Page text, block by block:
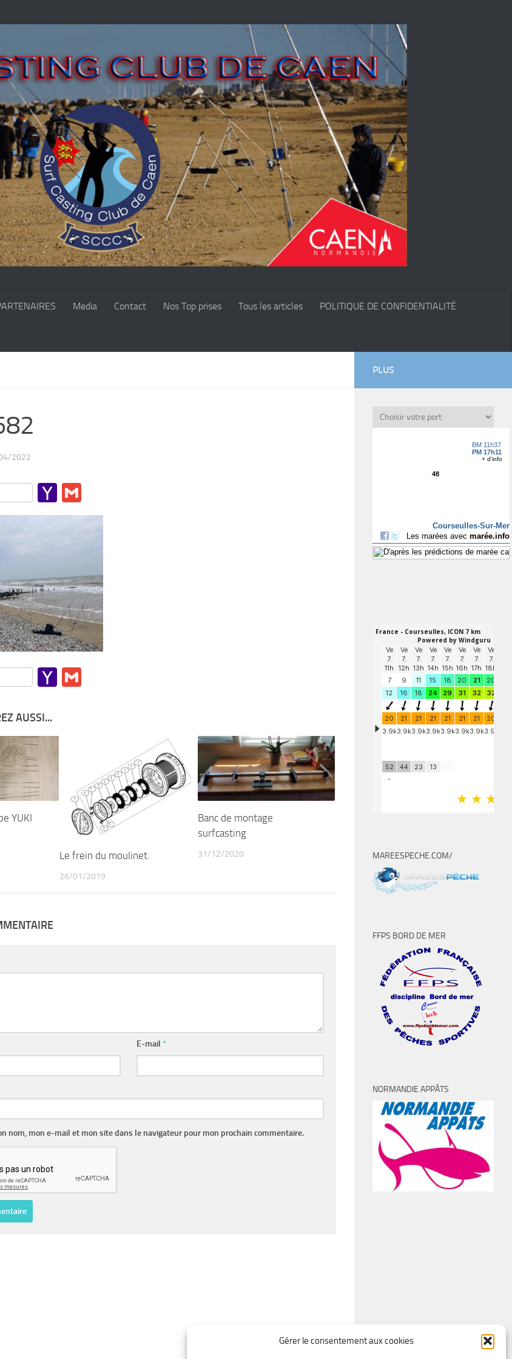
Gérer le consentement aux cookies
Media Contact Nos Top prises Tous les articles POLITIQUE DE CONFIDENTIALITÉ
2022
Yahoo
Mail
Yahoo
AUSSI...
YUKI
Le frein du moulinet.
26/01/2019
Banc de montage
surfcasting
31/12/2020
E-mail *
nom, mon e-mail et mon site dans le navigateur pour mon prochain commentaire.
PLUS
MAREESPECHE.COM/
FFPS BORD DE MER
NORMANDIE APPÂTS